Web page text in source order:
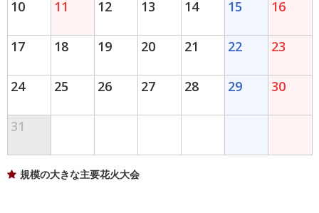
10 11 12 13 14 15 16
17 18 19 20 21 22 23
24 25 26 27 28 29 30
31
規模の大きな主要花火大会